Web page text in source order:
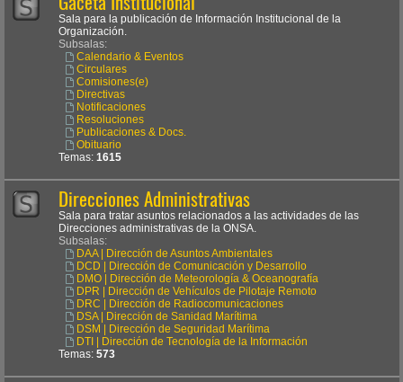
Sala para la publicación de Información Institucional de la
Organización.
Subsalas:
Calendario & Eventos
Circulares
Comisiones(e)
Directivas
Notificaciones
Resoluciones
Publicaciones & Docs.
Obituario
Temas: 1615
Direcciones Administrativas
Sala para tratar asuntos relacionados a las actividades de las
Direcciones administrativas de la ONSA.
Subsalas:
DAA | Dirección de Asuntos Ambientales
DCD | Dirección de Comunicación y Desarrollo
DMO | Dirección de Meteorología & Oceanografía
DPR | Dirección de Vehículos de Pilotaje Remoto
DRC | Dirección de Radiocomunicaciones
DSA | Dirección de Sanidad Marítima
DSM | Dirección de Seguridad Marítima
DTI | Dirección de Tecnología de la Información
Temas: 573